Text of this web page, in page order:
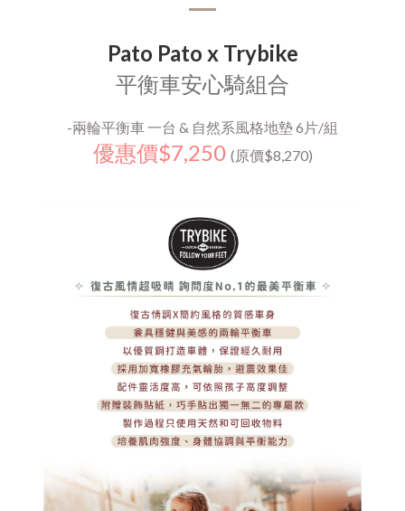
Pato Pato x Trybike
平衡車安心騎組合
-兩輪平衡車 一台 & 自然系風格地墊 6片/組
優惠價$7,250 (原價$8,270)